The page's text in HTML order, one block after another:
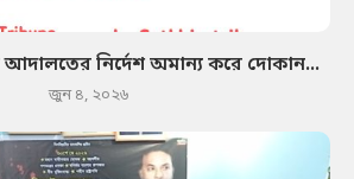
নির্দেশ অমান্য করে দোকান...
জুন ৪, ২০২৬